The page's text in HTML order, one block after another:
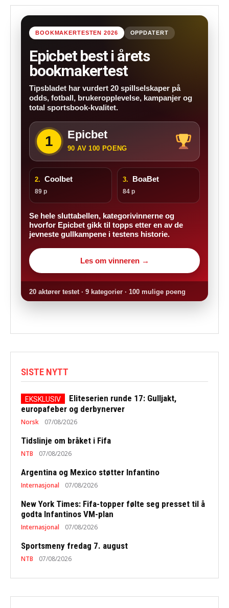
BOOKMAKERTESTEN 2026 OPPDATERT
Epicbet best i årets
bookmakertest
Tipsbladet har vurdert 20 spillselskaper på
odds, fotball, brukeropplevelse, kampanjer og
total sportsbook-kvalitet.
1 Epicbet
90 AV 100 POENG
2. Coolbet
89 p
3. BoaBet
84 p
Se hele sluttabellen, kategorivinnerne og
hvorfor Epicbet gikk til topps etter en av de
jevneste gullkampene i testens historie.
Les om vinneren →
20 aktører testet · 9 kategorier · 100 mulige poeng
SISTE NYTT
Eliteserien runde 17: Gulljakt,
europafeber og derbynerver
Norsk 07/08/2026
Tidslinje om bråket i Fifa
NTB 07/08/2026
Argentina og Mexico støtter Infantino
Internasjonal 07/08/2026
New York Times: Fifa-topper følte seg presset til å
godta Infantinos VM-plan
Internasjonal 07/08/2026
Sportsmeny fredag 7. august
NTB 07/08/2026